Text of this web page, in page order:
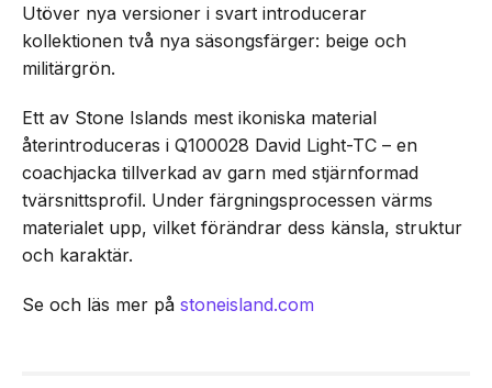
Utöver nya versioner i svart introducerar
kollektionen två nya säsongsfärger: beige och
militärgrön.
Ett av Stone Islands mest ikoniska material
återintroduceras i Q100028 David Light-TC – en
coachjacka tillverkad av garn med stjärnformad
tvärsnittsprofil. Under färgningsprocessen värms
materialet upp, vilket förändrar dess känsla, struktur
och karaktär.
Se och läs mer på stoneisland.com